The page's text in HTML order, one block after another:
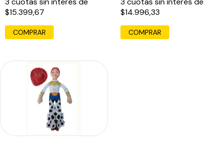
$15.399,67
COMPRAR
$14.996,33